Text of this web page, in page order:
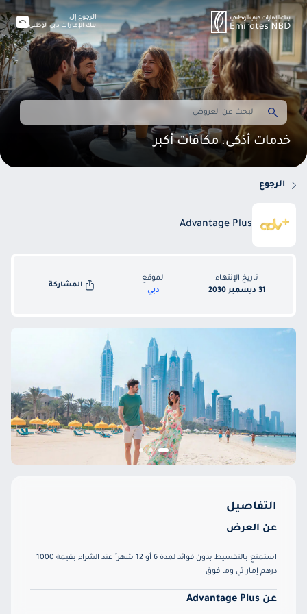
خدمات أذكى. مكافآت أكبر
الرجوع إلى
بنك الإمارات دبي الوطني
الرجوع
Advantage Plus
تاريخ الإنتهاء
31 ديسمبر 2030
الموقع
دبي
المشاركة
التفاصيل
عن العرض
استمتع بالتقسيط بدون فوائد لمدة 6 أو 12 شهراً عند الشراء بقيمة 1000
درهم إماراتي وما فوق
عن Advantage Plus